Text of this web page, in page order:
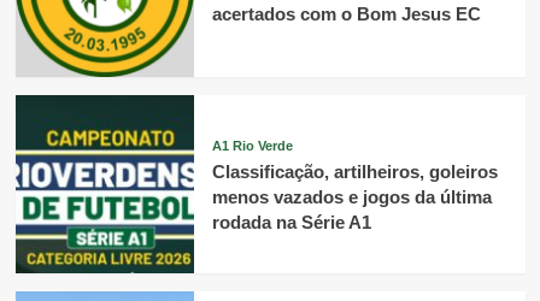
acertados com o Bom Jesus EC
A1 Rio Verde
Classificação, artilheiros, goleiros
menos vazados e jogos da última
rodada na Série A1